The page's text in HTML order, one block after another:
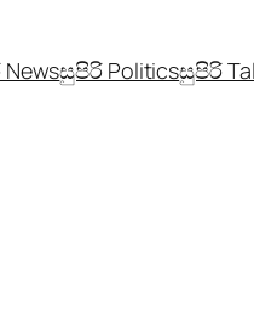
සුපිරි Politicsසුපිරි